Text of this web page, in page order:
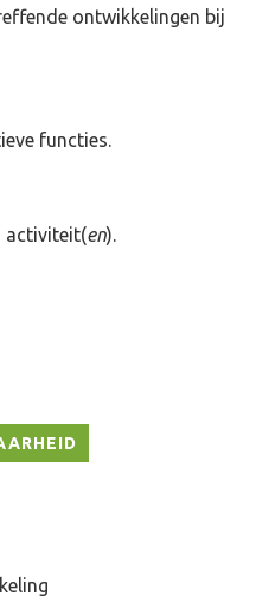
ontwikkelingen bij
functies.
activiteit(en).